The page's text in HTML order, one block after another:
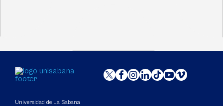
Universidad de La Sabana